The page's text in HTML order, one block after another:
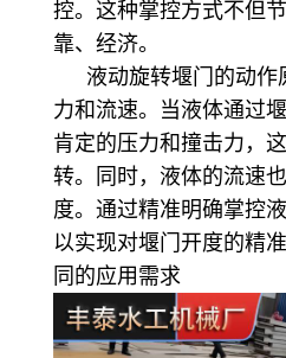
控。这种掌控方式不但
靠、经济。
液动旋转堰门的动
力和流速。当液体通过
肯定的压力和撞击力，
转。同时，液体的流速
度。通过精准明确掌控
以实现对堰门开度的精
同的应用需求